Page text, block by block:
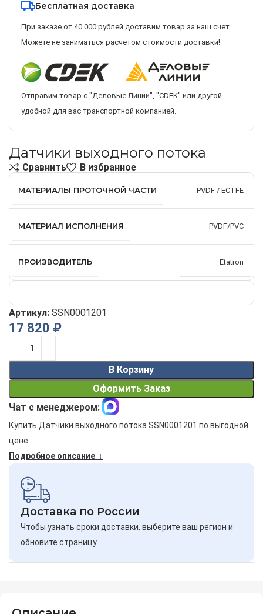
Бесплатная доставка
При заказе от 40 000 рублей доставим товар за наш счет.
Можете не заниматься расчетом стоимости доставки!
Отправим товар с "Деловые Линии", "CDEK" или другой
удобной для вас транспортной компанией.
Датчики выходного потока
Сравнить В избранное
МАТЕРИАЛЫ ПРОТОЧНОЙ ЧАСТИ PVDF / ECTFE
МАТЕРИАЛ ИСПОЛНЕНИЯ PVDF/PVC
ПРОИЗВОДИТЕЛЬ Etatron
Артикул: SSN0001201
17 820 ₽
В Корзину
Оформить Заказ
Alternative:
Чат с менеджером:
Купить Датчики выходного потока SSN0001201 по выгодной
цене
Подробное описание ↓
Доставка по России
Чтобы узнать сроки доставки, выберите ваш регион и
обновите страницу